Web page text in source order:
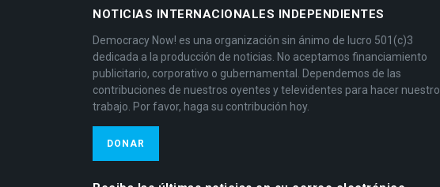
NOTICIAS INTERNACIONALES INDEPENDIENTES
Democracy Now! es una organización sin ánimo de lucro 501(c)3
dedicada a la producción de noticias. No aceptamos financiamiento
publicitario, corporativo o gubernamental. Dependemos de las
contribuciones de nuestros oyentes y televidentes para hacer nuestro
trabajo. Por favor, haga su contribución hoy.
DONAR